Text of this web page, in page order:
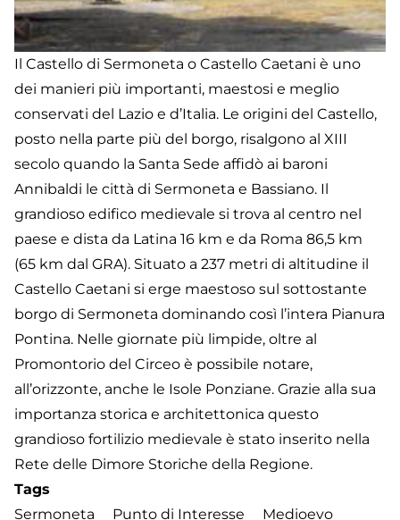
Il Castello di Sermoneta o Castello Caetani è uno
dei manieri più importanti, maestosi e meglio
conservati del Lazio e d’Italia. Le origini del Castello,
posto nella parte più del borgo, risalgono al XIII
secolo quando la Santa Sede affidò ai baroni
Annibaldi le città di Sermoneta e Bassiano. Il
grandioso edifico medievale si trova al centro nel
paese e dista da Latina 16 km e da Roma 86,5 km
(65 km dal GRA). Situato a 237 metri di altitudine il
Castello Caetani si erge maestoso sul sottostante
borgo di Sermoneta dominando così l’intera Pianura
Pontina. Nelle giornate più limpide, oltre al
Promontorio del Circeo è possibile notare,
all’orizzonte, anche le Isole Ponziane. Grazie alla sua
importanza storica e architettonica questo
grandioso fortilizio medievale è stato inserito nella
Rete delle Dimore Storiche della Regione.
Tags
Sermoneta
Punto di Interesse
Medioevo